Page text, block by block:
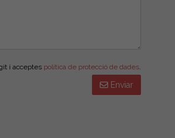
i acceptes política de protecció de dades.
Enviar